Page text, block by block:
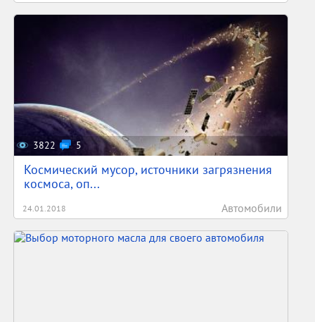
3822 5
Космический мусор, источники загрязнения
космоса, оп...
24.01.2018 Автомобили